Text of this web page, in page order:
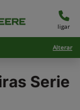
ligar
Alterar
Serie